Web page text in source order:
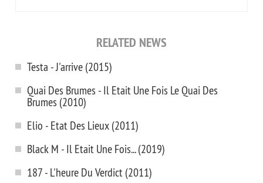
RELATED NEWS
Testa - J'arrive (2015)
Quai Des Brumes - Il Etait Une Fois Le Quai Des
Brumes (2010)
Elio - Etat Des Lieux (2011)
Black M - Il Etait Une Fois... (2019)
187 - L'heure Du Verdict (2011)